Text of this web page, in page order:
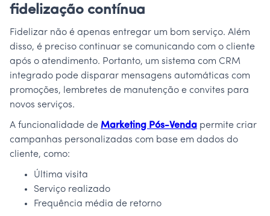
fidelização contínua
Fidelizar não é apenas entregar um bom serviço. Além
disso, é preciso continuar se comunicando com o cliente
após o atendimento. Portanto, um sistema com CRM
integrado pode disparar mensagens automáticas com
promoções, lembretes de manutenção e convites para
novos serviços.
A funcionalidade de Marketing Pós-Venda permite criar
campanhas personalizadas com base em dados do
cliente, como:
Última visita
Serviço realizado
Frequência média de retorno